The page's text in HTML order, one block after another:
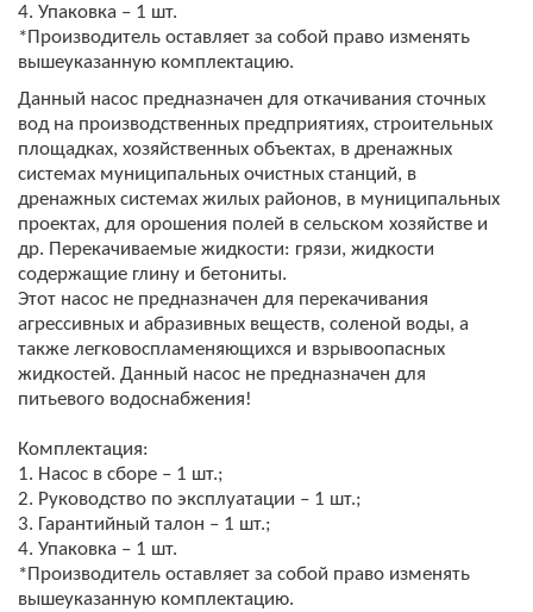
4. Упаковка – 1 шт.
*Производитель оставляет за собой право изменять
вышеуказанную комплектацию.
Данный насос предназначен для откачивания сточных
вод на производственных предприятиях, строительных
площадках, хозяйственных объектах, в дренажных
системах муниципальных очистных станций, в
дренажных системах жилых районов, в муниципальных
проектах, для орошения полей в сельском хозяйстве и
др. Перекачиваемые жидкости: грязи, жидкости
содержащие глину и бетониты.
Этот насос не предназначен для перекачивания
агрессивных и абразивных веществ, соленой воды, а
также легковоспламеняющихся и взрывоопасных
жидкостей. Данный насос не предназначен для
питьевого водоснабжения!
Комплектация:
1. Насос в сборе – 1 шт.;
2. Руководство по эксплуатации – 1 шт.;
3. Гарантийный талон – 1 шт.;
4. Упаковка – 1 шт.
*Производитель оставляет за собой право изменять
вышеуказанную комплектацию.